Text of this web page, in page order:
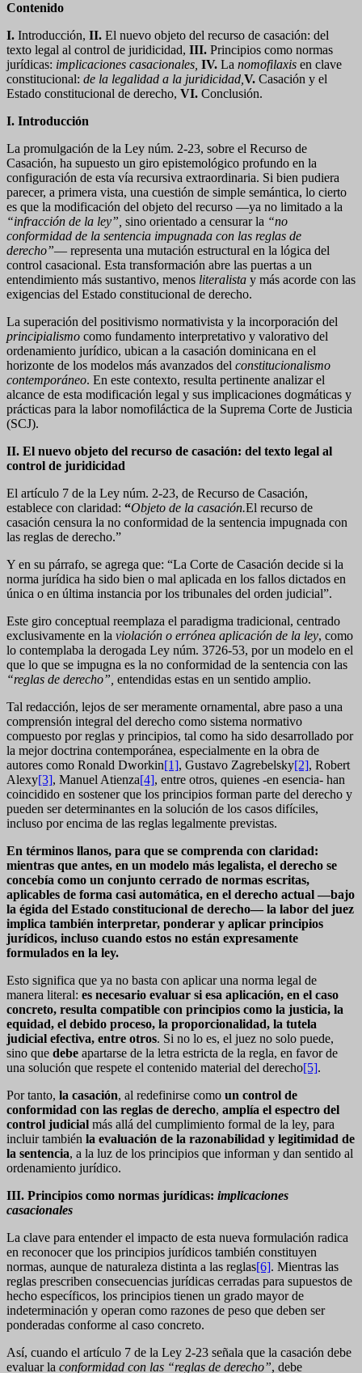
Contenido
I. Introducción, II. El nuevo objeto del recurso de casación: del
texto legal al control de juridicidad, III. Principios como normas
jurídicas: implicaciones casacionales, IV. La nomofilaxis en clave
constitucional: de la legalidad a la juridicidad,V. Casación y el
Estado constitucional de derecho, VI. Conclusión.
I. Introducción
La promulgación de la Ley núm. 2-23, sobre el Recurso de
Casación, ha supuesto un giro epistemológico profundo en la
configuración de esta vía recursiva extraordinaria. Si bien pudiera
parecer, a primera vista, una cuestión de simple semántica, lo cierto
es que la modificación del objeto del recurso —ya no limitado a la
“infracción de la ley”, sino orientado a censurar la “no
conformidad de la sentencia impugnada con las reglas de
derecho”— representa una mutación estructural en la lógica del
control casacional. Esta transformación abre las puertas a un
entendimiento más sustantivo, menos literalista y más acorde con las
exigencias del Estado constitucional de derecho.
La superación del positivismo normativista y la incorporación del
principialismo como fundamento interpretativo y valorativo del
ordenamiento jurídico, ubican a la casación dominicana en el
horizonte de los modelos más avanzados del constitucionalismo
contemporáneo. En este contexto, resulta pertinente analizar el
alcance de esta modificación legal y sus implicaciones dogmáticas y
prácticas para la labor nomofiláctica de la Suprema Corte de Justicia
(SCJ).
II. El nuevo objeto del recurso de casación: del texto legal al
control de juridicidad
El artículo 7 de la Ley núm. 2-23, de Recurso de Casación,
establece con claridad: “Objeto de la casación.El recurso de
casación censura la no conformidad de la sentencia impugnada con
las reglas de derecho.”
Y en su párrafo, se agrega que: “La Corte de Casación decide si la
norma jurídica ha sido bien o mal aplicada en los fallos dictados en
única o en última instancia por los tribunales del orden judicial”.
Este giro conceptual reemplaza el paradigma tradicional, centrado
exclusivamente en la violación o errónea aplicación de la ley, como
lo contemplaba la derogada Ley núm. 3726-53, por un modelo en el
que lo que se impugna es la no conformidad de la sentencia con las
“reglas de derecho”, entendidas estas en un sentido amplio.
Tal redacción, lejos de ser meramente ornamental, abre paso a una
comprensión integral del derecho como sistema normativo
compuesto por reglas y principios, tal como ha sido desarrollado por
la mejor doctrina contemporánea, especialmente en la obra de
autores como Ronald Dworkin[1], Gustavo Zagrebelsky[2], Robert
Alexy[3], Manuel Atienza[4], entre otros, quienes -en esencia- han
coincidido en sostener que los principios forman parte del derecho y
pueden ser determinantes en la solución de los casos difíciles,
incluso por encima de las reglas legalmente previstas.
En términos llanos, para que se comprenda con claridad:
mientras que antes, en un modelo más legalista, el derecho se
concebía como un conjunto cerrado de normas escritas,
aplicables de forma casi automática, en el derecho actual —bajo
la égida del Estado constitucional de derecho— la labor del juez
implica también interpretar, ponderar y aplicar principios
jurídicos, incluso cuando estos no están expresamente
formulados en la ley.
Esto significa que ya no basta con aplicar una norma legal de
manera literal: es necesario evaluar si esa aplicación, en el caso
concreto, resulta compatible con principios como la justicia, la
equidad, el debido proceso, la proporcionalidad, la tutela
judicial efectiva, entre otros. Si no lo es, el juez no solo puede,
sino que debe apartarse de la letra estricta de la regla, en favor de
una solución que respete el contenido material del derecho[5].
Por tanto, la casación, al redefinirse como un control de
conformidad con las reglas de derecho, amplía el espectro del
control judicial más allá del cumplimiento formal de la ley, para
incluir también la evaluación de la razonabilidad y legitimidad de
la sentencia, a la luz de los principios que informan y dan sentido al
ordenamiento jurídico.
III. Principios como normas jurídicas: implicaciones
casacionales
La clave para entender el impacto de esta nueva formulación radica
en reconocer que los principios jurídicos también constituyen
normas, aunque de naturaleza distinta a las reglas[6]. Mientras las
reglas prescriben consecuencias jurídicas cerradas para supuestos de
hecho específicos, los principios tienen un grado mayor de
indeterminación y operan como razones de peso que deben ser
ponderadas conforme al caso concreto.
Así, cuando el artículo 7 de la Ley 2-23 señala que la casación debe
evaluar la conformidad con las “reglas de derecho”, debe